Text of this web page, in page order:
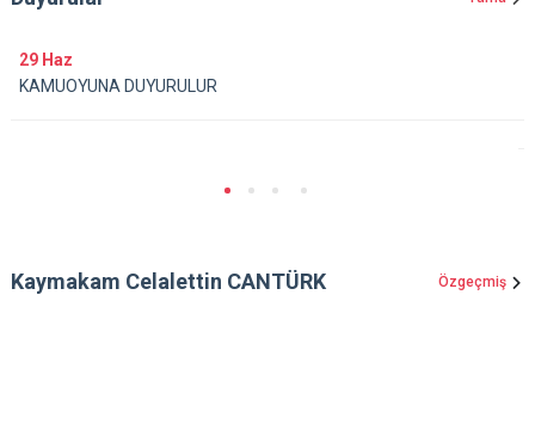
29 Haz
KAMUOYUNA DUYURULUR
Kaymakam Celalettin CANTÜRK Özgeçmiş